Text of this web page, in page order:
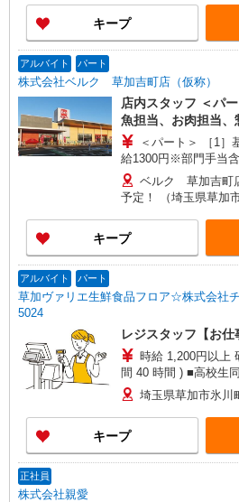
円UP ★鮮魚・惣菜・
UP（店舗による） ＜アルバイト＞ 時給1063円〜
1330円（店舗による
★土・日・祝日手当／
による）
鴻巣市、越谷市、さ
狭山市、志木市、白
島市、所沢市、戸田
市、ふじみ野市、本
町、毛呂山町、八潮市
群馬県＞ 館林市、安
市、富岡市、中之条町、
＞ 足利市、佐野市、野木町 ＜茨城県
利根町、取手市、竜ヶ崎市 ＜千葉県＞ 市
原市、印西市、浦安
千葉市、富里市、流
市、調布市、昭島市
立川市、八王子市、東大和市 ＜神奈
市、相模原市、秦野
キープ
アルバイト パート
株式会社ベルク 草加吉町店（仮称）
店内スタッフ ＜パート＞ ［1］青果担当、お
魚担当、お肉担当、
ジ係、庶務、店内清
学生アルバイト＞ レ
＜パート＞ ［1
給1300円※部門手当
時〜22時迄／＋150
25％UP ［2］17時迄／時給1,545円 17時〜22時
／時給1,695円 22
間又は深夜手当含 ★日
ルバイト＞ 17時迄／
／時給1,300円 22時
時給！ 上記時間帯は
集時間は勤務時間・曜
ベルク 草加吉町
予定！ （埼玉県草加
キープ
アルバイト パート
草加ヴァリエ生鮮食品フロア☆株式会社
5024
レジスタッフ【お仕
時給 1,200円以上
間 40 時間 ) ■高校生
埼玉県草加市氷
キープ
正社員
株式会社親愛